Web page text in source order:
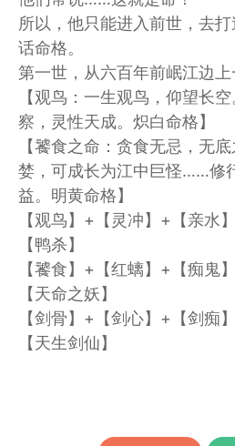
所以，他只能进入前世，去
话命格。
第一世，从六百年前岷江边
【观鸟：一生观鸟，仰望长
察，灵性天成。炽白命格】
【饕食之命：贪食无忌，无
婪，可成长为江中巨怪……修
益。明黄命格】
【观鸟】+【灵冲】+【亲
【鸭杀】
【饕食】+【红螭】+【痴
【天命之妖】
【剑骨】+【剑心】+【剑
【天生剑仙】